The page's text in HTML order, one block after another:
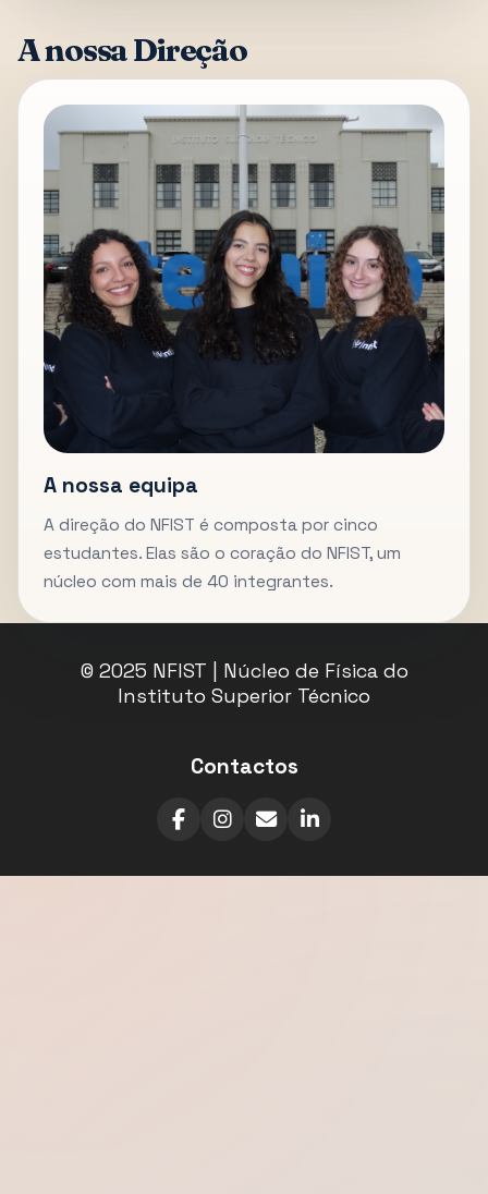
A nossa Direção
A nossa equipa
A direção do NFIST é composta por cinco
estudantes. Elas são o coração do NFIST, um
núcleo com mais de 40 integrantes.
© 2025 NFIST | Núcleo de Física do
Instituto Superior Técnico
Contactos